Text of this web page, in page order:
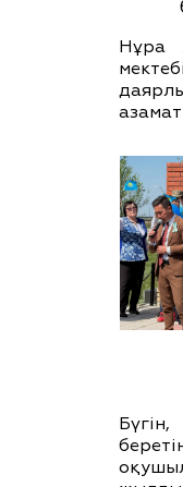
Нұра